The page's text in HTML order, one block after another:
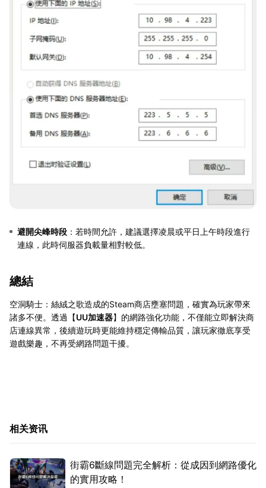
避開尖峰時段 ：若時間允許，建議選擇凌晨或平日上午時段進行
連線，此時伺服器負載量相對較低。
總結
空洞騎士：絲絨之歌造成的Steam商店壅塞問題，確實為玩家帶來
諸多不便。透過【UU加速器】的網路強化功能，不僅能立即解決商
店連線異常，後續遊玩時更能維持穩定傳輸品質，讓玩家徹底享受
遊戲樂趣，不再受網路問題干擾。
相关资讯
街霸6斷線問題完全解析：從成因到網路優化
的實用攻略！